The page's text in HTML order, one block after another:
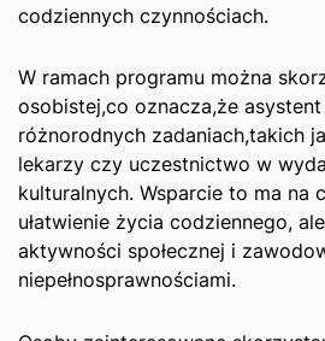
codziennych czynnościach.
W ramach programu można
osobistej,co oznacza,że
różnorodnych zadaniach,takich
‌lekarzy czy uczestnictwo w
kulturalnych. Wsparcie to ma na
ułatwienie życia codziennego,
aktywności społecznej i
niepełnosprawnościami.